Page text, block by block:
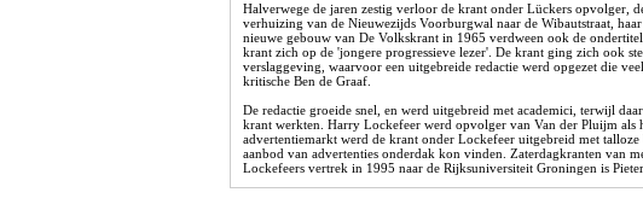
Halverwege de jaren zestig verloor de krant onder Lückers opvolger,
verhuizing van de Nieuwezijds Voorburgwal naar de Wibautstraat,
nieuwe gebouw van De Volkskrant in 1965 verdween ook de
krant zich op de 'jongere progressieve lezer'. De krant ging zich ook
verslaggeving, waarvoor een uitgebreide redactie werd opgezet die
kritische Ben de Graaf.
De redactie groeide snel, en werd uitgebreid met academici, terwijl
krant werkten. Harry Lockefeer werd opvolger van Van der Pluijm als
advertentiemarkt werd de krant onder Lockefeer uitgebreid met
aanbod van advertenties onderdak kon vinden. Zaterdagkranten van
Lockefeers vertrek in 1995 naar de Rijksuniversiteit Groningen is